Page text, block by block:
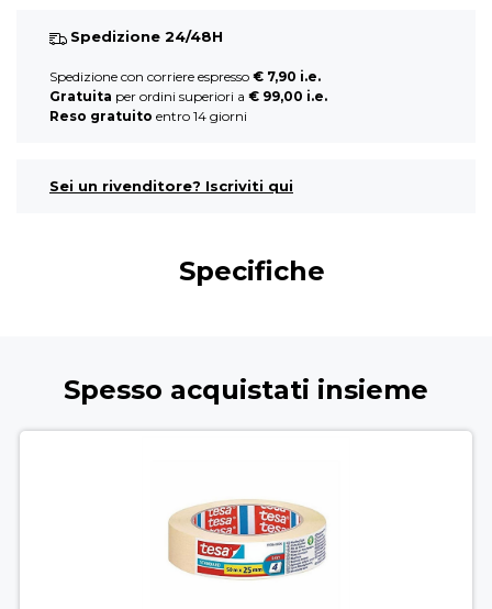
Spedizione 24/48H
Spedizione con corriere espresso € 7,90 i.e.
Gratuita per ordini superiori a € 99,00 i.e.
Reso gratuito entro 14 giorni
Sei un rivenditore? Iscriviti qui
Specifiche
Spesso acquistati insieme